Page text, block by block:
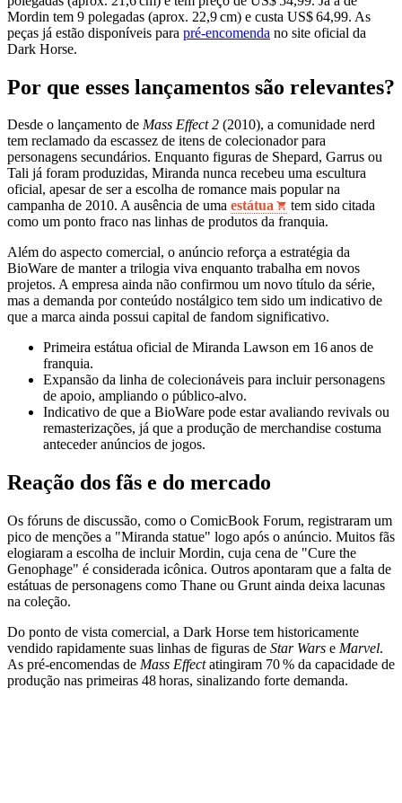
Mordin tem 9 polegadas (aprox. 22,9 cm) e custa US$ 64,99. As
peças já estão disponíveis para pré‑encomenda no site oficial da
Dark Horse.
Por que esses lançamentos são relevantes?
Desde o lançamento de Mass Effect 2 (2010), a comunidade nerd
tem reclamado da escassez de itens de colecionador para
personagens secundários. Enquanto figuras de Shepard, Garrus ou
Tali já foram produzidas, Miranda nunca recebeu uma escultura
oficial, apesar de ser a escolha de romance mais popular na
campanha de 2010. A ausência de uma estátua
tem sido citada
como um ponto fraco nas linhas de produtos da franquia.
Além do aspecto comercial, o anúncio reforça a estratégia da
BioWare de manter a trilogia viva enquanto trabalha em novos
projetos. A empresa ainda não confirmou um novo título da série,
mas a demanda por conteúdo nostálgico tem sido um indicativo de
que a marca ainda possui capital de fandom significativo.
Primeira estátua oficial de Miranda Lawson em 16 anos de
franquia.
Expansão da linha de colecionáveis para incluir personagens
de apoio, ampliando o público‑alvo.
Indicativo de que a BioWare pode estar avaliando revivals ou
remasterizações, já que a produção de merchandise costuma
anteceder anúncios de jogos.
Reação dos fãs e do mercado
Os fóruns de discussão, como o ComicBook Forum, registraram um
pico de menções a "Miranda statue" logo após o anúncio. Muitos fãs
elogiaram a escolha de incluir Mordin, cuja cena de "Cure the
Genophage" é considerada icônica. Outros apontaram que a falta de
estátuas de personagens como Thane ou Grunt ainda deixa lacunas
na coleção.
Do ponto de vista comercial, a Dark Horse tem historicamente
vendido rapidamente suas linhas de figuras de Star Wars e Marvel.
As pré‑encomendas de Mass Effectatingiram 70 % da capacidade de
produção nas primeiras 48 horas, sinalizando forte demanda.